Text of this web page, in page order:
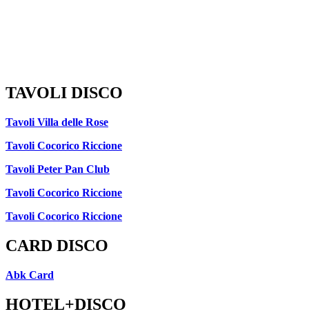
TAVOLI DISCO
Tavoli Villa delle Rose
Tavoli Cocorico Riccione
Tavoli Peter Pan Club
Tavoli Cocorico Riccione
Tavoli Cocorico Riccione
CARD DISCO
Abk Card
HOTEL+DISCO